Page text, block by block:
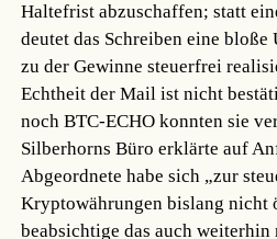
Haltefrist abzuschaffen; statt
deutet das Schreiben eine bloße
zu der Gewinne steuerfrei
Echtheit der Mail ist nicht
noch BTC-ECHO konnten sie
Silberhorns Büro erklärte auf
Abgeordnete habe sich „zur
Kryptowährungen bislang nicht
beabsichtige das auch